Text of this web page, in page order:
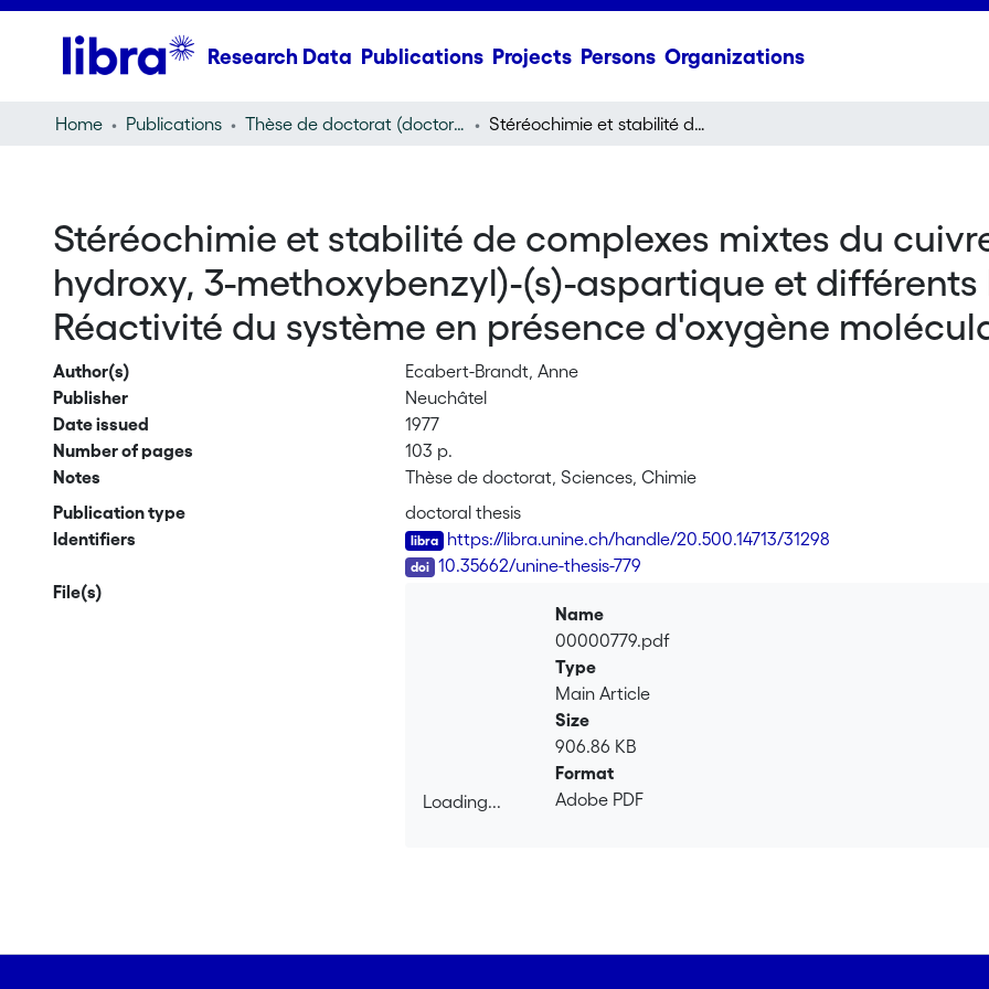
Research Data Publications Projects Persons Organizations
Home Publications Thèse de doctorat (doctoral thesis) Stéréochimie et stabilité de complexes mixtes du cuivre (II) avec l'acide N- (2-hydroxy, 3-methoxybenzyl)-(s)-aspartique et différents ligands uni- et bidentés. Réactivité du système en présence d'oxygène moléculaire
Stéréochimie et stabilité de complexes mixtes du
hydroxy, 3-methoxybenzyl)-(s)-aspartique et
Réactivité du système en présence d'oxygène
Author(s)
Ecabert-Brandt, Anne
Publisher
Neuchâtel
Date issued
1977
Number of pages
103 p.
Notes
Thèse de doctorat, Sciences, Chimie
Publication type
doctoral thesis
Identifiers
https://libra.unine.ch/handle/20.500.14713/31298
10.35662/unine-thesis-779
File(s)
Loading...
Name
00000779.pdf
Type
Main Article
Size
906.86 KB
Format
Adobe PDF